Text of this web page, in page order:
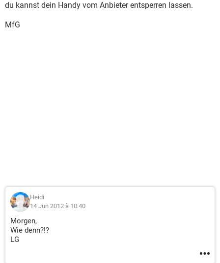
du kannst dein Handy vom Anbieter entsperren lassen.
MfG
Heidi
14 Jun 2012 à 10:40
Morgen,
Wie denn?!?
LG